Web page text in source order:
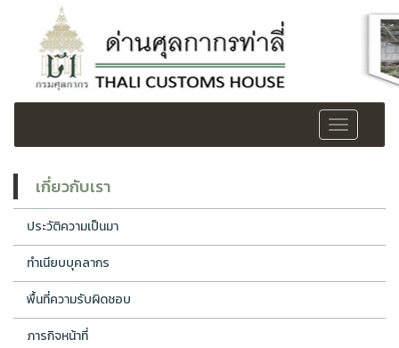
Toggle
navigation
เกี่ยวกับเรา
ประวัติความเป็นมา
ทำเนียบบุคลากร
พื้นที่ความรับผิดชอบ
ภารกิจหน้าที่